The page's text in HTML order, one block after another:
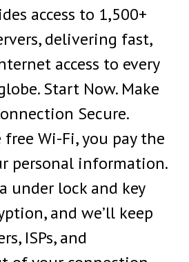
access to 1,500+
delivering fast,
access to every
Start Now. Make
Secure.
Wi-Fi, you pay the
personal information.
under lock and key
and we’ll keep
ISPs, and